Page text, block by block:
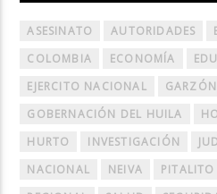
ASESINATO AUTORIDADES
COLOMBIA
ECONOMÍA
EJERCITO NACIONAL
GARZÓN
GOBERNACIÓN DEL HUILA
HURTO
INVESTIGACIÓN
NACIONAL
NEIVA PITALITO